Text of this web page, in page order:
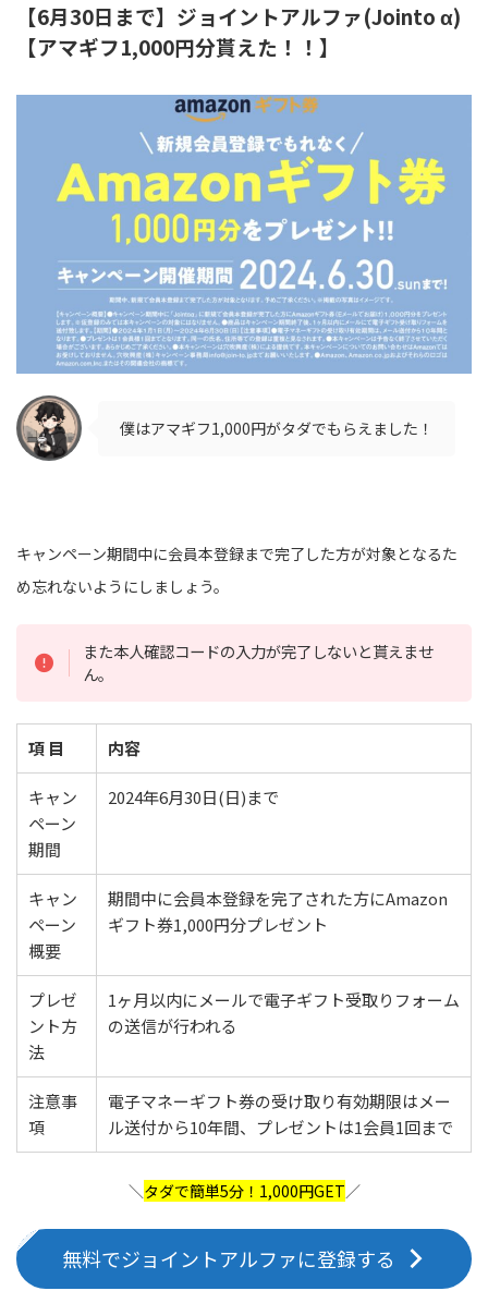
【6月30日まで】ジョイントアルファ(Jointo α)
【アマギフ1,000円分貰えた！！】
僕はアマギフ1,000円がタダでもらえました！
キャンペーン期間中に会員本登録まで完了した方が対象となるた
め忘れないようにしましょう。
また本人確認コードの入力が完了しないと貰えませ
ん。
項 目 内容
キャン
ペーン
期間
2024年6月30日(日)まで
キャン
ペーン
概要
期間中に会員本登録を完了された方にAmazon
ギフト券1,000円分プレゼント
プレゼ
ント方
法
1ヶ月以内にメールで電子ギフト受取りフォーム
の送信が行われる
注意事
項
電子マネーギフト券の受け取り有効期限はメー
ル送付から10年間、プレゼントは1会員1回まで
＼タダで簡単5分！1,000円GET／
無料でジョイントアルファに登録する